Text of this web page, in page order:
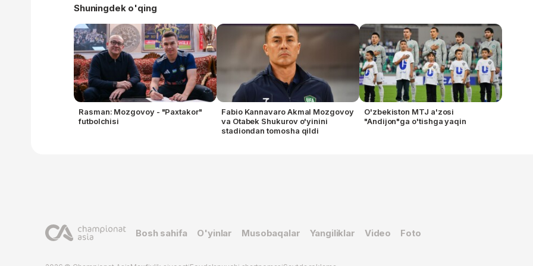
Shuningdek o'qing
Rasman: Mozgovoy - "Paxtakor"
futbolchisi
Fabio Kannavaro Akmal Mozgovoy
va Otabek Shukurov o'yinini
stadiondan tomosha qildi
O'zbekiston MTJ a'zosi
"Andijon"ga o'tishga yaqin
Bosh sahifa O'yinlar Musobaqalar Yangiliklar Video Foto